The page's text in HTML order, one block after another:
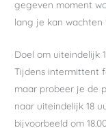
gegeven moment
lang je kan
Doel om uiteindelijk
Tijdens intermittent
maar probeer je de
naar uiteindelijk 18
bijvoorbeeld om